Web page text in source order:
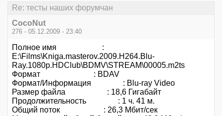
Re: тесты наших форумчан
CocoNut
276 - 05.12.2009 - 23:40
Полное имя :
E:\Films\Kniga.masterov.2009.H264.Blu-
Ray.1080p.HDClub\BDMV\STREAM\00005.m2ts
Формат : BDAV
Формат/Информация : Blu-ray Video
Размер файла : 18,6 Гигабайт
Продолжительность : 1 ч. 41 м.
Общий поток : 26,3 Мбит/сек